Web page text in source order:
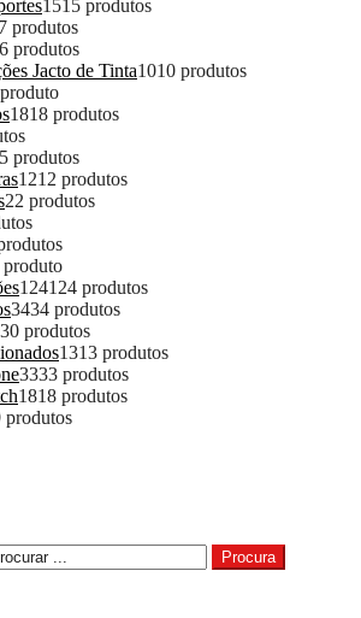
1515 produtos
produtos
produtos
Jacto de Tinta1010 produtos
1818 produtos
5 produtos
1212 produtos
22 produtos
produto
124124 produtos
3434 produtos
30 produtos
1313 produtos
3333 produtos
1818 produtos
produtos
Procura